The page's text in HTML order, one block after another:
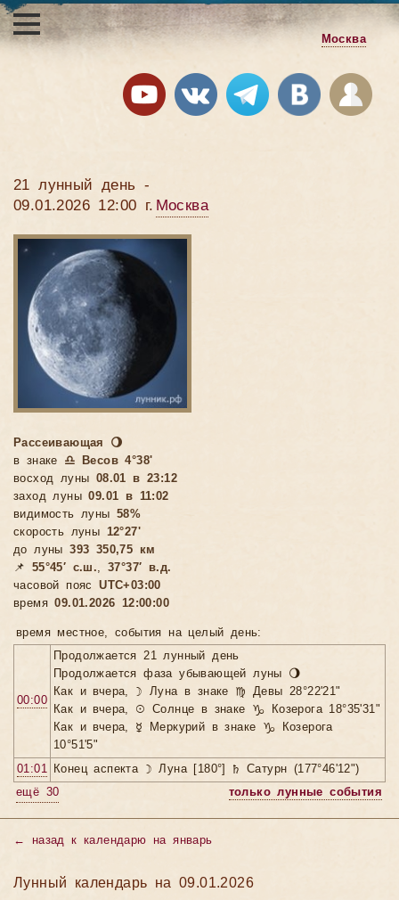
Москва
21 лунный день -
09.01.2026 12:00 г. Москва
Рассеивающая 🌖
в знаке ♎ Весов 4°38'
восход луны 08.01 в 23:12
заход луны09.01 в 11:02
видимость луны 58%
скорость луны 12°27'
до луны393 350,75 км
📌 55°45′ с.ш.,37°37′ в.д.
часовой поясUTC+03:00
время09.01.2026 12:00:00
время местное, cобытия на целый день:
00:00
Продолжается 21 лунный день
Продолжается фаза убывающей луны 🌖
Как и вчера, ☽ Луна в знаке ♍ Девы 28°22'21"
Как и вчера, ☉ Солнце в знаке ♑ Козерога 18°35'31"
Как и вчера, ☿ Меркурий в знаке ♑ Козерога
10°51'5"
01:01 Конец аспекта ☽ Луна [180°] ♄ Сатурн (177°46'12")
ещё 30
только лунные события
← назад к календарю на январь
Лунный календарь на 09.01.2026